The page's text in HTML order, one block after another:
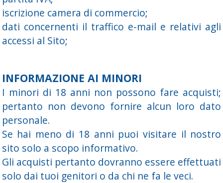
iscrizione camera di commercio;
dati concernenti il traffico e-mail e relativi agli
accessi al Sito;
INFORMAZIONE AI MINORI
I minori di 18 anni non possono fare acquisti;
pertanto non devono fornire alcun loro dato
personale.
Se hai meno di 18 anni puoi visitare il nostro
sito solo a scopo informativo.
Gli acquisti pertanto dovranno essere effettuati
solo dai tuoi genitori o da chi ne fa le veci.